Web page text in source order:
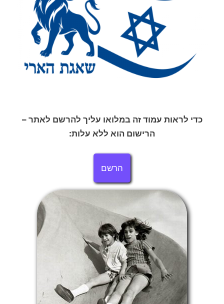
כדי לראות עמוד זה במלואו עליך להרשם לאתר –
הרישום הוא ללא עלות:
הרשם